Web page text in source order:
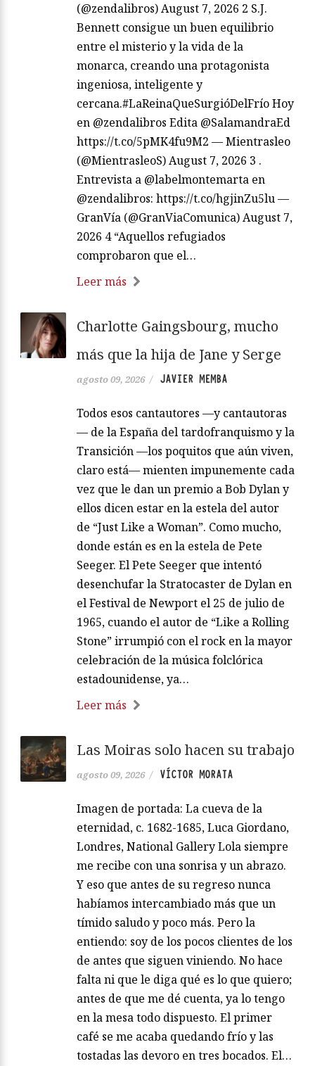
(@zendalibros) August 7, 2026 2 S.J.
Bennett consigue un buen equilibrio
entre el misterio y la vida de la
monarca, creando una protagonista
ingeniosa, inteligente y
cercana.#LaReinaQueSurgióDelFrío Hoy
en @zendalibros Edita @SalamandraEd
https://t.co/5pMK4fu9M2 — Mientrasleo
(@MientrasleoS) August 7, 2026 3 .
Entrevista a @labelmontemarta en
@zendalibros: https://t.co/hgjinZu5lu —
GranVía (@GranViaComunica) August 7,
2026 4 “Aquellos refugiados
comprobaron que el…
Leer más
Charlotte Gaingsbourg, mucho
más que la hija de Jane y Serge
agosto 09, 2026 / JAVIER MEMBA
Todos esos cantautores —y cantautoras
— de la España del tardofranquismo y la
Transición —los poquitos que aún viven,
claro está— mienten impunemente cada
vez que le dan un premio a Bob Dylan y
ellos dicen estar en la estela del autor
de “Just Like a Woman”. Como mucho,
donde están es en la estela de Pete
Seeger. El Pete Seeger que intentó
desenchufar la Stratocaster de Dylan en
el Festival de Newport el 25 de julio de
1965, cuando el autor de “Like a Rolling
Stone” irrumpió con el rock en la mayor
celebración de la música folclórica
estadounidense, ya…
Leer más
Las Moiras solo hacen su trabajo
agosto 09, 2026 / VÍCTOR MORATA
Imagen de portada: La cueva de la
eternidad, c. 1682-1685, Luca Giordano,
Londres, National Gallery Lola siempre
me recibe con una sonrisa y un abrazo.
Y eso que antes de su regreso nunca
habíamos intercambiado más que un
tímido saludo y poco más. Pero la
entiendo: soy de los pocos clientes de los
de antes que siguen viniendo. No hace
falta ni que le diga qué es lo que quiero;
antes de que me dé cuenta, ya lo tengo
en la mesa todo dispuesto. El primer
café se me acaba quedando frío y las
tostadas las devoro en tres bocados. El…